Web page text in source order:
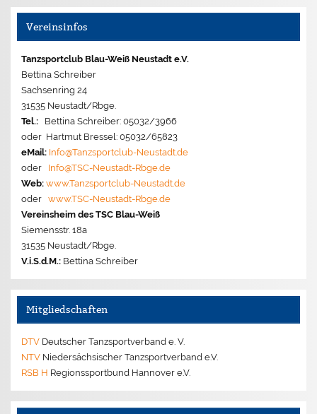
Vereinsinfos
Tanzsportclub Blau-Weiß Neustadt e.V.
Bettina Schreiber
Sachsenring 24
31535 Neustadt/Rbge.
Tel.: Bettina Schreiber: 05032/3966
oder Hartmut Bressel: 05032/65823
eMail: Info@Tanzsportclub-Neustadt.de
oder Info@TSC-Neustadt-Rbge.de
Web: www.Tanzsportclub-Neustadt.de
oderwww.TSC-Neustadt-Rbge.de
Vereinsheim des TSC Blau-Weiß
Siemensstr. 18a
31535 Neustadt/Rbge.
V.i.S.d.M.: Bettina Schreiber
Mitgliedschaften
DTV Deutscher Tanzsportverband e. V.
NTV Niedersächsischer Tanzsportverband e.V.
RSB H Regionssportbund Hannover e.V.